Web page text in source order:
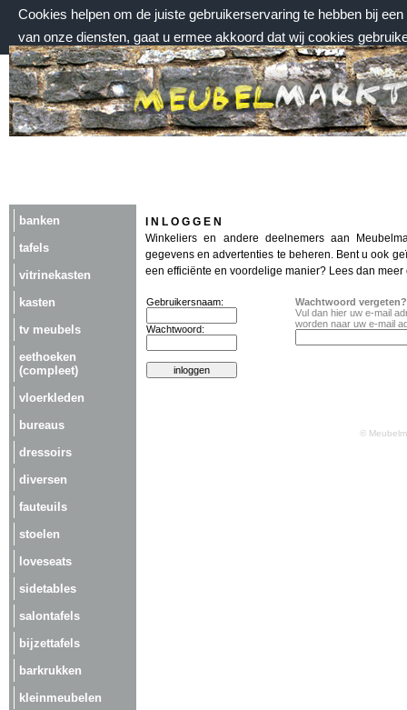
Cookies helpen om de juiste gebruikerservaring te hebben bij
van onze diensten, gaat u ermee akkoord dat wij cookies
zondag 9 augustus 2026, 15:38 uur
Welkom bij Meubelmarktplein.nl
banken
tafels
vitrinekasten
kasten
tv meubels
eethoeken
(compleet)
vloerkleden
bureaus
dressoirs
diversen
fauteuils
stoelen
loveseats
sidetables
salontafels
bijzettafels
barkrukken
kleinmeubelen
I N L O G G E N
Winkeliers en andere deelnemers aan
gegevens en advertenties te beheren. Bent u ook
een efficiënte en voordelige manier? Lees dan
Gebruikersnaam:
Wachtwoord:
Wachtwoord vergeten?
Vul dan hier uw e-mail
worden naar uw e-mail
©